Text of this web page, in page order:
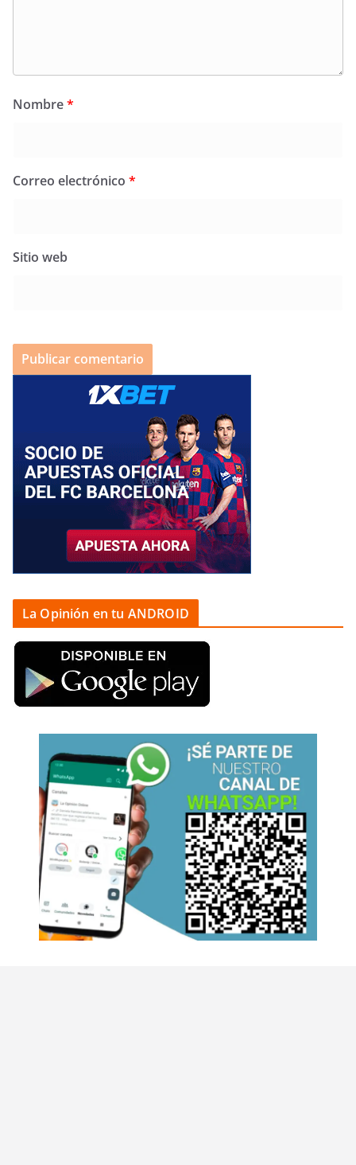
Nombre*
Correo electrónico *
Sitio web
La Opinión en tu ANDROID